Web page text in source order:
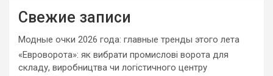
Свежие записи
Модные очки 2026 года: главные тренды этого лета
«Евроворота»: як вибрати промислові ворота для
складу, виробництва чи логістичного центру